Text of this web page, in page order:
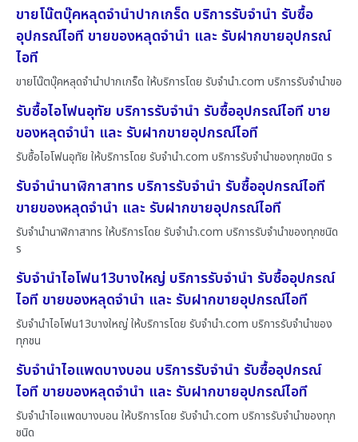
ขายโน๊ตบุ๊คหลุดจำนำปากเกร็ด บริการรับจำนำ รับซื้อ
อุปกรณ์ไอที ขายของหลุดจำนำ และ รับฝากขายอุปกรณ์
ไอที
ขายโน๊ตบุ๊คหลุดจำนำปากเกร็ด ให้บริการโดย รับจํานํา.com บริการรับจำนำขอ
รับซื้อไอโฟนอุทัย บริการรับจำนำ รับซื้ออุปกรณ์ไอที ขาย
ของหลุดจำนำ และ รับฝากขายอุปกรณ์ไอที
รับซื้อไอโฟนอุทัย ให้บริการโดย รับจํานํา.com บริการรับจำนำของทุกชนิด ร
รับจำนำนาฬิกาสาทร บริการรับจำนำ รับซื้ออุปกรณ์ไอที
ขายของหลุดจำนำ และ รับฝากขายอุปกรณ์ไอที
รับจำนำนาฬิกาสาทร ให้บริการโดย รับจํานํา.com บริการรับจำนำของทุกชนิด
ร
รับจำนำไอโฟน13บางใหญ่ บริการรับจำนำ รับซื้ออุปกรณ์
ไอที ขายของหลุดจำนำ และ รับฝากขายอุปกรณ์ไอที
รับจำนำไอโฟน13บางใหญ่ ให้บริการโดย รับจํานํา.com บริการรับจำนำของ
ทุกชน
รับจำนำไอแพดบางบอน บริการรับจำนำ รับซื้ออุปกรณ์
ไอที ขายของหลุดจำนำ และ รับฝากขายอุปกรณ์ไอที
รับจำนำไอแพดบางบอน ให้บริการโดย รับจํานํา.com บริการรับจำนำของทุก
ชนิด